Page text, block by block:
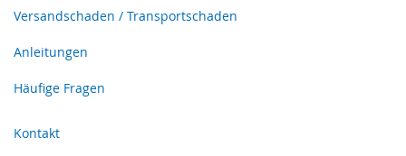
Versandschaden / Transportschaden
Anleitungen
Häufige Fragen
Kontakt